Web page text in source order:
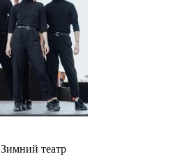
Зимний театр